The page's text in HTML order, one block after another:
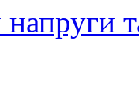
напруги